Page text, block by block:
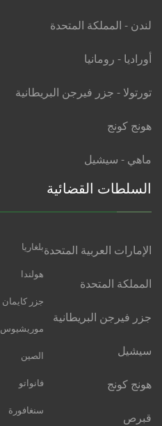
لندن - المملكة المتحدة
أوراديا - رومانيا
تورتولا - جزر فيرجن البريطانية
هونج كونج
ماهي - سيشيل
السلطات القضائية
الإمارات العربية المتحدة
المملكة المتحدة
جزر فيرجن البريطانية
سيشيل
هونج كونج
قبرص
بلغاريا
هولندا
جزر كايمان
موريشيوس
الصين
فانواتو
سنغافورة